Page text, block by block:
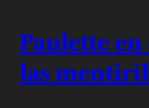
Paulette
las